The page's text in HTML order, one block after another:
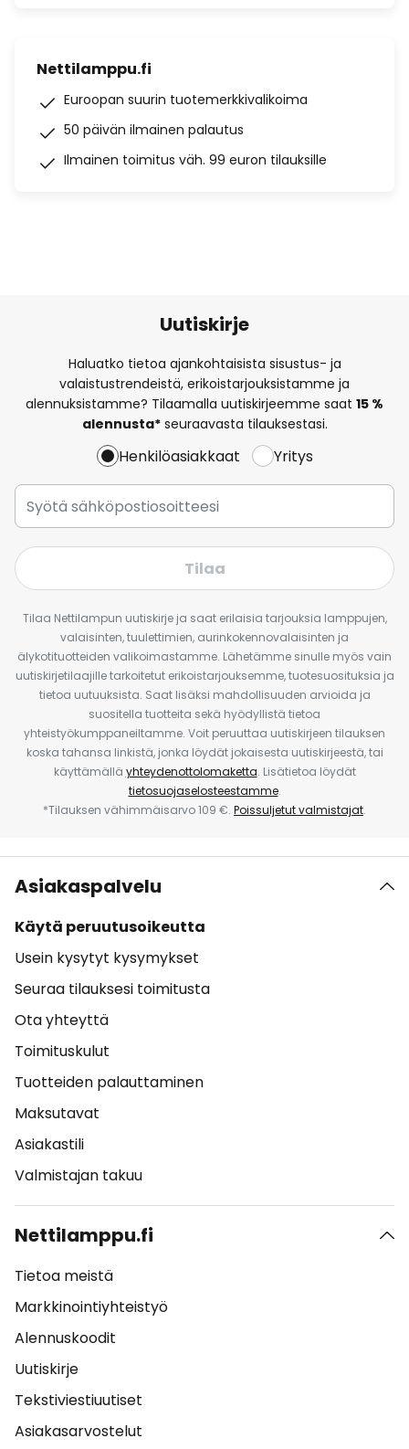
Nettilamppu.fi
Euroopan suurin tuotemerkkivalikoima
50 päivän ilmainen palautus
Ilmainen toimitus väh. 99 euron tilauksille
Uutiskirje
Haluatko tietoa ajankohtaisista sisustus- ja
valaistustrendeistä, erikoistarjouksistamme ja
alennuksistamme? Tilaamalla uutiskirjeemme saat 15 %
alennusta*seuraavasta tilauksestasi.
Henkilöasiakkaat Yritys
Tilaa
Tilaa Nettilampun uutiskirje ja saat erilaisia tarjouksia lamppujen,
valaisinten, tuulettimien, aurinkokennovalaisinten ja
älykotituotteiden valikoimastamme. Lähetämme sinulle myös vain
uutiskirjetilaajille tarkoitetut erikoistarjouksemme, tuotesuosituksia ja
tietoa uutuuksista. Saat lisäksi mahdollisuuden arvioida ja
suositella tuotteita sekä hyödyllistä tietoa
yhteistyökumppaneiltamme. Voit peruuttaa uutiskirjeen tilauksen
koska tahansa linkistä, jonka löydät jokaisesta uutiskirjeestä, tai
käyttämällä yhteydenottolomaketta. Lisätietoa löydät
tietosuojaselosteestamme.
*Tilauksen vähimmäisarvo 109 €. Poissuljetut valmistajat.
Asiakaspalvelu
Käytä peruutusoikeutta
Usein kysytyt kysymykset
Seuraa tilauksesi toimitusta
Ota yhteyttä
Toimituskulut
Tuotteiden palauttaminen
Maksutavat
Asiakastili
Valmistajan takuu
Nettilamppu.fi
Tietoa meistä
Markkinointiyhteistyö
Alennuskoodit
Uutiskirje
Tekstiviestiuutiset
Asiakasarvostelut